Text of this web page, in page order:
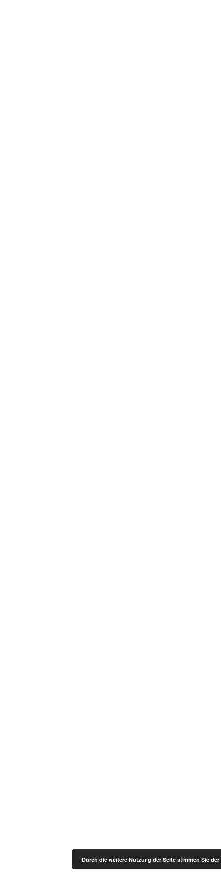
Durch die weitere Nutzung der Seite stimmen Sie